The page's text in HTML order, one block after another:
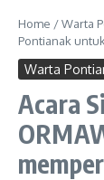
Home /Warta
Pontianak
Warta
Acara